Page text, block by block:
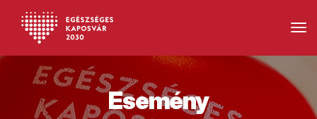
Esemény